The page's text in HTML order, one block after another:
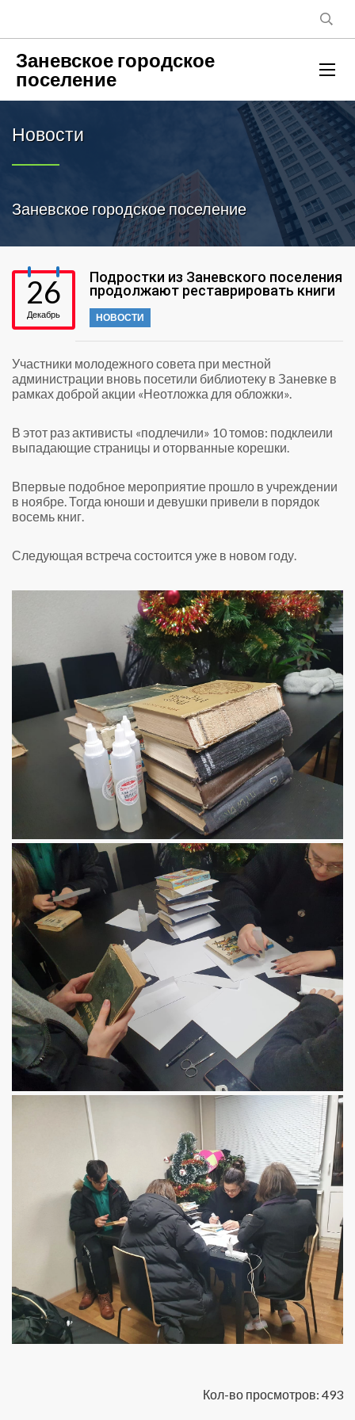
Заневское городское
поселение
Новости
Заневское городское поселение
26
Декабрь
Подростки из Заневского поселения
продолжают реставрировать книги
НОВОСТИ
Участники молодежного совета при местной
администрации вновь посетили библиотеку в Заневке в
рамках доброй акции «Неотложка для обложки».
В этот раз активисты «подлечили» 10 томов: подклеили
выпадающие страницы и оторванные корешки.
Впервые подобное мероприятие прошло в учреждении
в ноябре. Тогда юноши и девушки привели в порядок
восемь книг.
Следующая встреча состоится уже в новом году.
Кол-во просмотров: 493